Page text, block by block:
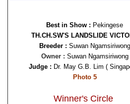
Best in Show : Pekingese
TH.CH.SW'S LANDSLIDE
Breeder : Suwan Ngamsiriwong
Owner : Suwan Ngamsiriwong
Judge : Dr. May G.B. Lim (
Photo 5
Winner's Circle